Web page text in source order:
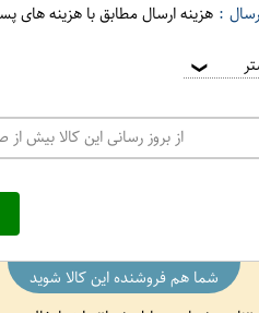
: هزینه ارسال مطابق با هزینه های
❯
از بروز رسانی این کالا بیش
شما هم فروشنده این کالا شوید